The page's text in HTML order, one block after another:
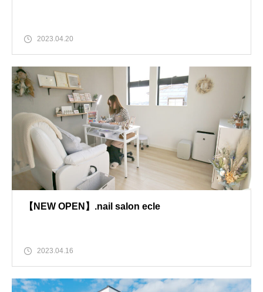
2023.04.20
【NEW OPEN】.nail salon ecle
2023.04.16